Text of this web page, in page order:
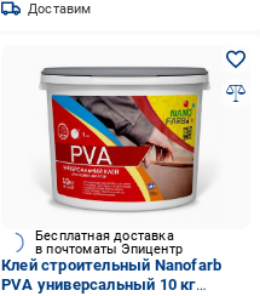
Доставим
Бесплатная доставка
в почтоматы Эпицентр
Клей строительный Nanofarb
PVA универсальный 10 кг